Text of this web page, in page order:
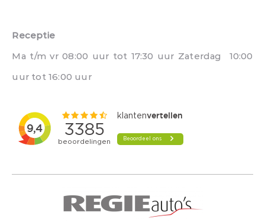
Receptie
Ma t/m vr 08:00 uur tot 17:30 uur Zaterdag 10:00
uur tot 16:00 uur